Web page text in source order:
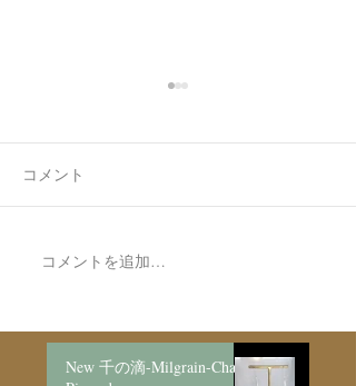
コメント
コメントを追加…
New 千の滴-Milgrain-Chain